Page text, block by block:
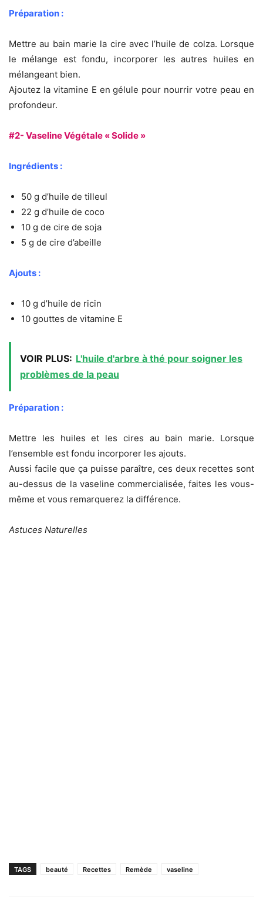
Préparation :
Mettre au bain marie la cire avec l’huile de colza. Lorsque
le mélange est fondu, incorporer les autres huiles en
mélangeant bien.
Ajoutez la vitamine E en gélule pour nourrir votre peau en
profondeur.
#2- Vaseline Végétale « Solide »
Ingrédients :
50 g d’huile de tilleul
22 g d’huile de coco
10 g de cire de soja
5 g de cire d’abeille
Ajouts :
10 g d’huile de ricin
10 gouttes de vitamine E
VOIR PLUS: L'huile d'arbre à thé pour soigner les
problèmes de la peau
Préparation :
Mettre les huiles et les cires au bain marie. Lorsque
l’ensemble est fondu incorporer les ajouts.
Aussi facile que ça puisse paraître, ces deux recettes sont
au-dessus de la vaseline commercialisée, faites les vous-
même et vous remarquerez la différence.
Astuces Naturelles
TAGS beauté Recettes Remède vaseline